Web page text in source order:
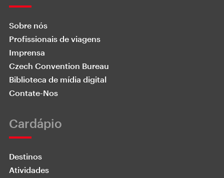
Sobre nós
Profissionais de viagens
Imprensa
Czech Convention Bureau
Biblioteca de mídia digital
Contate-Nos
Cardápio
Destinos
Atividades